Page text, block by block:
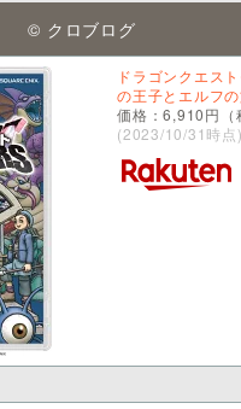
© クロブログ
ドラゴンクエス
の王子とエルフ
価格：6,910円（
(2023/10/31時点)